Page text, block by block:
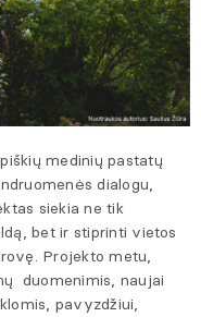
medinių pastatų
dialogu,
siekia ne tik
bet ir stiprinti vietos
Projekto metu,
duomenimis, naujai
pavyzdžiui,